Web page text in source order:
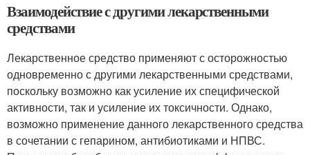
Взаимодействие с другими лекарственными
средствами
Лекарственное средство применяют с осторожностью
одновременно с другими лекарственными средствами,
поскольку возможно как усиление их специфической
активности, так и усиление их токсичности. Однако,
возможно применение данного лекарственного средства
в сочетании с гепарином, антибиотиками и НПВС.